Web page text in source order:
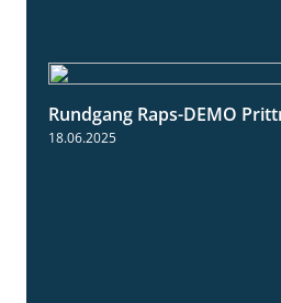
Rundgang Raps-DEMO
18.06.2025